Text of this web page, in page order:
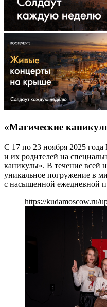
«Магические
С 17 по 23 ноября 2025
и их родителей на
каникулы». В течение всей
уникальное погружение в
с насыщенной ежедневной
https://kudamoscow.ru/